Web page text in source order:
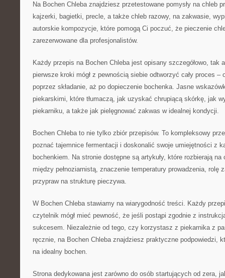
Na Bochen Chleba znajdziesz przetestowane pomysły na chleb
kajzerki, bagietki, precle, a także chleb razowy, na zakwasie,
autorskie kompozycje, które pomogą Ci poczuć, że pieczenie
zarezerwowane dla profesjonalistów.
Każdy przepis na Bochen Chleba jest opisany szczegółowo, tak
pierwsze kroki mógł z pewnością siebie odtworzyć cały proces –
poprzez składanie, aż po dopieczenie bochenka. Jasne
piekarskimi, które tłumaczą, jak uzyskać chrupiącą skórkę, jak
piekarniku, a także jak pielęgnować zakwas w idealnej kondycji.
Bochen Chleba to nie tylko zbiór przepisów. To kompleksowy
poznać tajemnice fermentacji i doskonalić swoje umiejętności z
bochenkiem. Na stronie dostępne są artykuły, które rozbierają
między pełnoziarnistą, znaczenie temperatury prowadzenia, rolę
przypraw na strukturę pieczywa.
W Bochen Chleba stawiamy na wiarygodność treści. Każdy
czytelnik mógł mieć pewność, że jeśli postąpi zgodnie z
sukcesem. Niezależnie od tego, czy korzystasz z piekarnika z
ręcznie, na Bochen Chleba znajdziesz praktyczne podpowiedzi,
na idealny bochen.
Strona dedykowana jest zarówno do osób startujących od zera,